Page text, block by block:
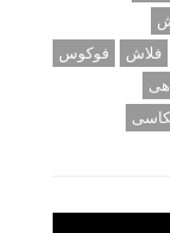
فلاش
فوکوس